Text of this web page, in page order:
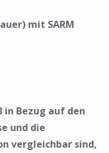
mit SARM
in Bezug auf den
und die
vergleichbar sind,